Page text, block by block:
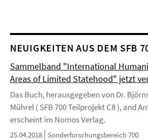
NEUIGKEITEN AUS DEM SFB
Sammelband "International
Areas of Limited Statehood" jetzt
Das Buch, herausgegeben von Dr.
Mührel ( SFB 700 Teilprojekt C8 ), and
erscheint im Nomos Verlag.
25.04.2018 Sonderforschungsbereich 700